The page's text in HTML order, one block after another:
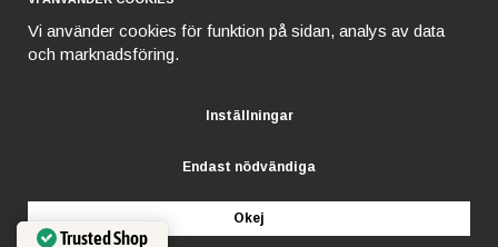
Trusted Shop
Vi använder cookies för funktion på sidan, analys av data
och marknadsföring.
Inställningar
Endast nödvändiga
Okej